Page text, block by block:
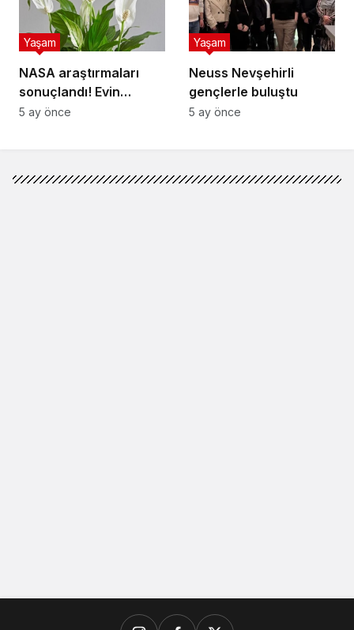
NASA araştırmaları
sonuçlandı! Evin
havasını yüzde doksan
Yaşam
5 ay önce
Neuss Nevşehirli
gençlerle buluştu
Yaşam
5 ay önce